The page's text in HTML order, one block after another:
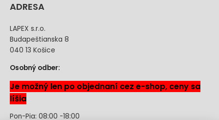
ADRESA
LAPEX s.r.o.
Budapeštianska 8
040 13 Košice
Osobný odber:
Je možný len po objednaní cez e-shop, ceny sa
líšia
Pon-Pia: 08:00 -18:00